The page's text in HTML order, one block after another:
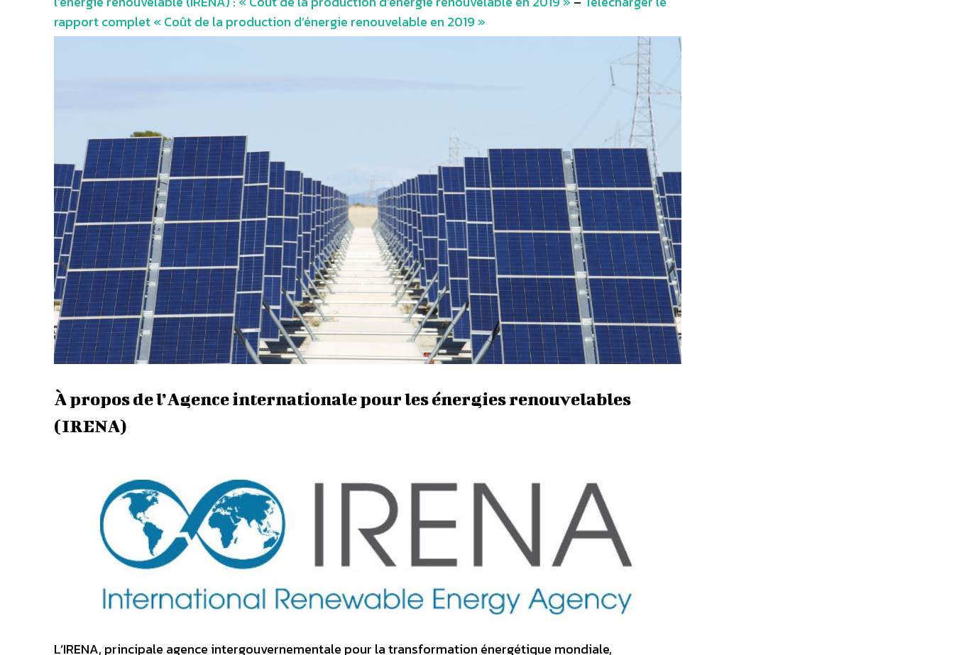
rapport complet « Coût de la production d’énergie renouvelable en 2019 »
À propos de l’Agence internationale pour les énergies renouvelables
(IRENA)
L’IRENA, principale agence intergouvernementale pour la transformation énergétique mondiale,